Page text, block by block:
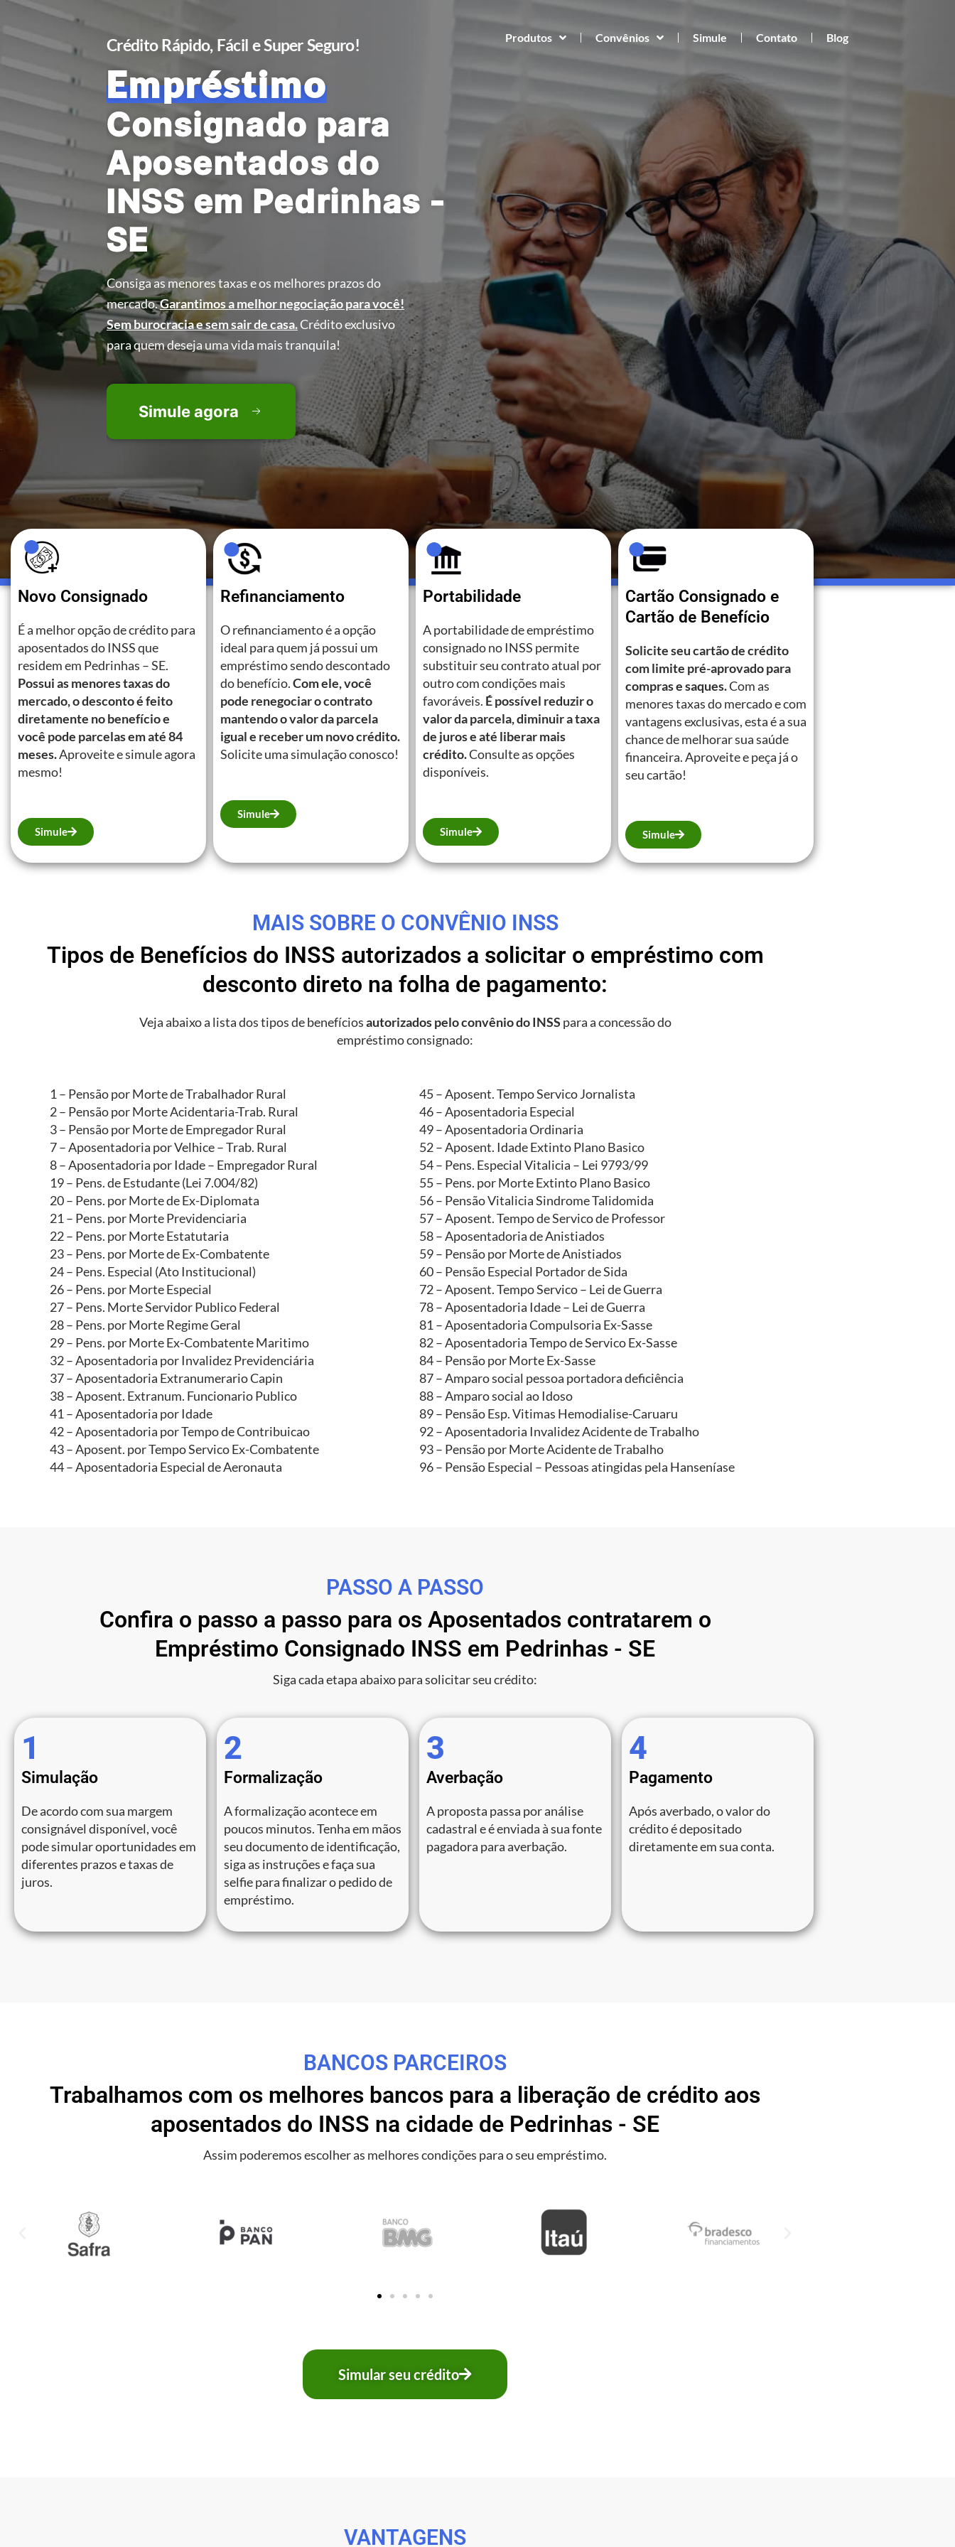
Produtos Convênios Simule Contato Blog
Crédito Rápido, Fácil e Super Seguro!
Empréstimo
Consignado para
Aposentados do
INSS em Pedrinhas -
SE
Consiga as menores taxas e os melhores prazos do
mercado.Garantimos a melhor negociação para você!
Sem burocracia e sem sair de casa.Crédito exclusivo
para quem deseja uma vida mais tranquila!
Simule agora
Novo Consignado
É a melhor opção de crédito para
aposentados do INSS que
residem em Pedrinhas – SE.
Possui as menores taxas do
mercado, o desconto é feito
diretamente no benefício e
você pode parcelas em até 84
meses.Aproveite e simule agora
mesmo!
Simule
Refinanciamento
O refinanciamento é a opção
ideal para quem já possui um
empréstimo sendo descontado
do benefício.Com ele, você
pode renegociar o contrato
mantendo o valor da parcela
igual e receber um novo crédito.
Solicite uma simulação conosco!
Simule
Portabilidade
A portabilidade de empréstimo
consignado no INSS permite
substituir seu contrato atual por
outro com condições mais
favoráveis. É possível reduzir o
valor da parcela, diminuir a taxa
de juros e até liberar mais
crédito.Consulte as opções
disponíveis.
Simule
Cartão Consignado e
Cartão de Benefício
Solicite seu cartão de crédito
com limite pré-aprovado para
compras e saques.Com as
menores taxas do mercado e com
vantagens exclusivas, esta é a sua
chance de melhorar sua saúde
financeira. Aproveite e peça já o
seu cartão!
Simule
MAIS SOBRE O CONVÊNIO INSS
Tipos de Benefícios do INSS autorizados a solicitar o empréstimo com
desconto direto na folha de pagamento:
Veja abaixo a lista dos tipos de benefíciosautorizados pelo convênio do INSS para a concessão do
empréstimo consignado:
1 – Pensão por Morte de Trabalhador Rural
2 – Pensão por Morte Acidentaria-Trab. Rural
3 – Pensão por Morte de Empregador Rural
7 – Aposentadoria por Velhice – Trab. Rural
8 – Aposentadoria por Idade – Empregador Rural
19 – Pens. de Estudante (Lei 7.004/82)
20 – Pens. por Morte de Ex-Diplomata
21 – Pens. por Morte Previdenciaria
22 – Pens. por Morte Estatutaria
23 – Pens. por Morte de Ex-Combatente
24 – Pens. Especial (Ato Institucional)
26 – Pens. por Morte Especial
27 – Pens. Morte Servidor Publico Federal
28 – Pens. por Morte Regime Geral
29 – Pens. por Morte Ex-Combatente Maritimo
32 – Aposentadoria por Invalidez Previdenciária
37 – Aposentadoria Extranumerario Capin
38 – Aposent. Extranum. Funcionario Publico
41 – Aposentadoria por Idade
42 – Aposentadoria por Tempo de Contribuicao
43 – Aposent. por Tempo Servico Ex-Combatente
44 – Aposentadoria Especial de Aeronauta
45 – Aposent. Tempo Servico Jornalista
46 – Aposentadoria Especial
49 – Aposentadoria Ordinaria
52 – Aposent. Idade Extinto Plano Basico
54 – Pens. Especial Vitalicia – Lei 9793/99
55 – Pens. por Morte Extinto Plano Basico
56 – Pensão Vitalicia Sindrome Talidomida
57 – Aposent. Tempo de Servico de Professor
58 – Aposentadoria de Anistiados
59 – Pensão por Morte de Anistiados
60 – Pensão Especial Portador de Sida
72 – Aposent. Tempo Servico – Lei de Guerra
78 – Aposentadoria Idade – Lei de Guerra
81 – Aposentadoria Compulsoria Ex-Sasse
82 – Aposentadoria Tempo de Servico Ex-Sasse
84 – Pensão por Morte Ex-Sasse
87 – Amparo social pessoa portadora deficiência
88 – Amparo social ao Idoso
89 – Pensão Esp. Vitimas Hemodialise-Caruaru
92 – Aposentadoria Invalidez Acidente de Trabalho
93 – Pensão por Morte Acidente de Trabalho
96 – Pensão Especial – Pessoas atingidas pela Hanseníase
PASSO A PASSO
Confira o passo a passo para os Aposentados contratarem o
Empréstimo Consignado INSS em Pedrinhas - SE
Siga cada etapa abaixo para solicitar seu crédito:
1
Simulação
De acordo com sua margem
consignável disponível, você
pode simular oportunidades em
diferentes prazos e taxas de
juros.
2
Formalização
A formalização acontece em
poucos minutos. Tenha em mãos
seu documento de identificação,
siga as instruções e faça sua
selfie para finalizar o pedido de
empréstimo.
3
Averbação
A proposta passa por análise
cadastral e é enviada à sua fonte
pagadora para averbação.
4
Pagamento
Após averbado, o valor do
crédito é depositado
diretamente em sua conta.
BANCOS PARCEIROS
Trabalhamos com os melhores bancos para a liberação de crédito aos
aposentados do INSS na cidade de Pedrinhas - SE
Assim poderemos escolher as melhores condições para o seu empréstimo.
Simular seu crédito
VANTAGENS